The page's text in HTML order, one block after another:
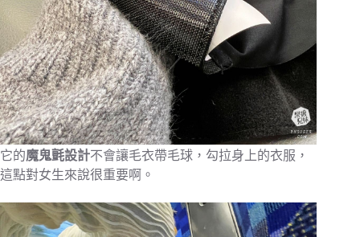
它的魔鬼氈設計不會讓毛衣帶毛球，勾拉身上的衣服，
這點對女生來說很重要啊。